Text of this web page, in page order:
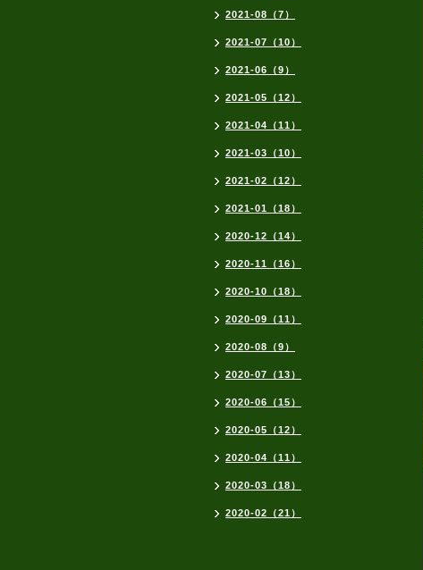
2021-08（7）
2021-07（10）
2021-06（9）
2021-05（12）
2021-04（11）
2021-03（10）
2021-02（12）
2021-01（18）
2020-12（14）
2020-11（16）
2020-10（18）
2020-09（11）
2020-08（9）
2020-07（13）
2020-06（15）
2020-05（12）
2020-04（11）
2020-03（18）
2020-02（21）